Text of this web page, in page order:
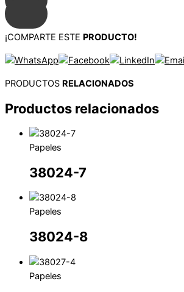
¡COMPARTE ESTE PRODUCTO!
PRODUCTOS RELACIONADOS
Productos relacionados
Papeles
38024-7
Papeles
38024-8
Papeles